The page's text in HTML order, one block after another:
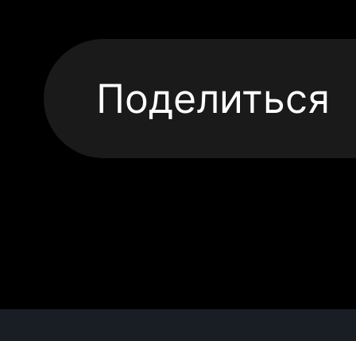
Поделиться